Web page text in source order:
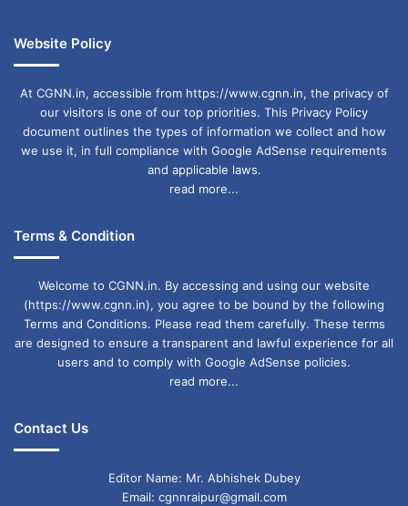
religious dispute
social media reel SP Vaibhav Banker
tension Trikunda police station
Virendranagar
Website Policy
At CGNN.in, accessible from https://www.cgnn.in, the privacy of
our visitors is one of our top priorities. This Privacy Policy
document outlines the types of information we collect and how
we use it, in full compliance with Google AdSense requirements
and applicable laws.
read more...
Terms & Condition
Welcome to CGNN.in. By accessing and using our website
(https://www.cgnn.in), you agree to be bound by the following
Terms and Conditions. Please read them carefully. These terms
are designed to ensure a transparent and lawful experience for all
users and to comply with Google AdSense policies.
read more...
Contact Us
Editor Name: Mr. Abhishek Dubey
Email: cgnnraipur@gmail.com